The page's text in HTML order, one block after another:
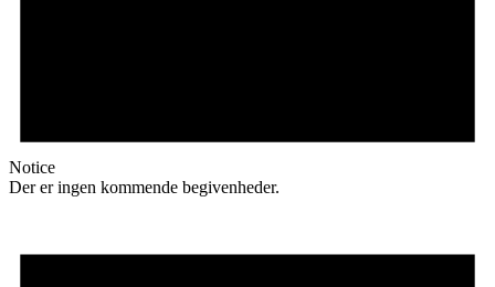
Notice
Der er ingen kommende begivenheder.